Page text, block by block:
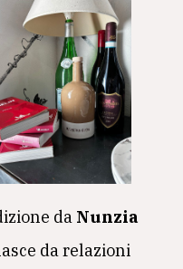
da Nunzia
da relazioni